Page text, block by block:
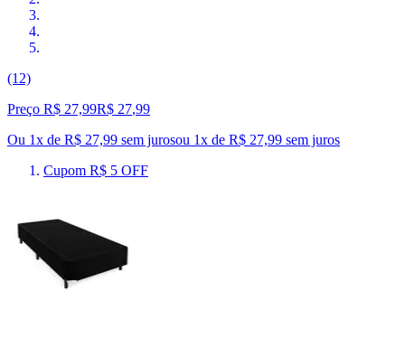
(12)
Preço R$ 27,99R$ 27,99
Ou 1x de R$ 27,99 sem jurosou 1x de R$ 27,99 sem juros
Cupom R$ 5 OFF